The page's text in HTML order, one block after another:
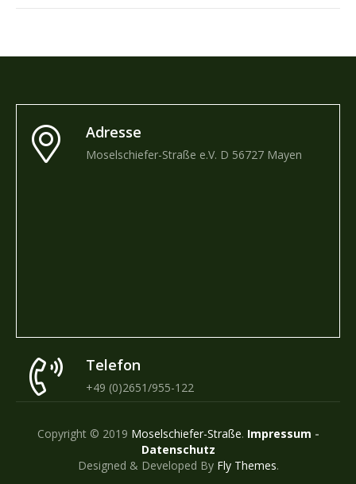
Adresse
Moselschiefer-Straße e.V. D 56727 Mayen
Telefon
+49 (0)2651/955-122
Copyright © 2019 Moselschiefer-Straße. Impressum -
Datenschutz
Designed & Developed By Fly Themes.